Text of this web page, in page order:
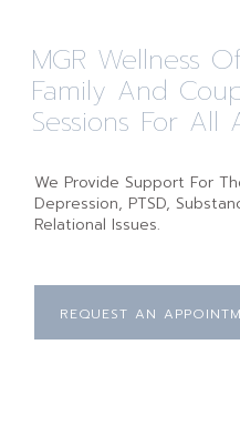
MGR Wellness
Family And
Sessions For All
We Provide Support For
Depression, PTSD,
Relational Issues.
REQUEST AN